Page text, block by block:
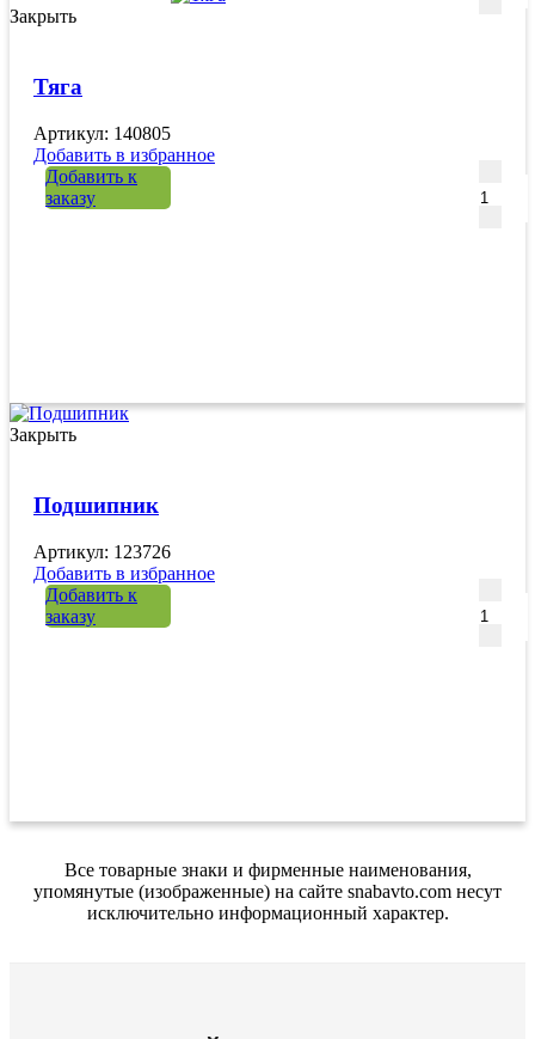
Закрыть
Тяга
Артикул: 140805
Добавить в избранное
Добавить к
заказу
Закрыть
Подшипник
Артикул: 123726
Добавить в избранное
Добавить к
заказу
Все товарные знаки и фирменные наименования,
упомянутые (изображенные) на сайте snabavto.com несут
исключительно информационный характер.